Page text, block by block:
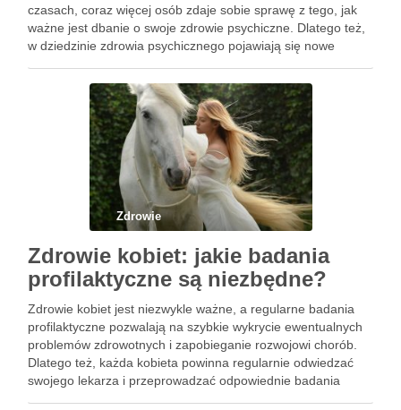
czasach, coraz więcej osób zdaje sobie sprawę z tego, jak
ważne jest dbanie o swoje zdrowie psychiczne. Dlatego też,
w dziedzinie zdrowia psychicznego pojawiają się nowe
skuteczniejsze …
Zdrowie
Zdrowie kobiet: jakie badania
profilaktyczne są niezbędne?
Zdrowie kobiet jest niezwykle ważne, a regularne badania
profilaktyczne pozwalają na szybkie wykrycie ewentualnych
problemów zdrowotnych i zapobieganie rozwojowi chorób.
Dlatego też, każda kobieta powinna regularnie odwiedzać
swojego lekarza i przeprowadzać odpowiednie badania